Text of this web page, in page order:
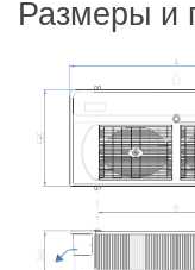
Размеры и